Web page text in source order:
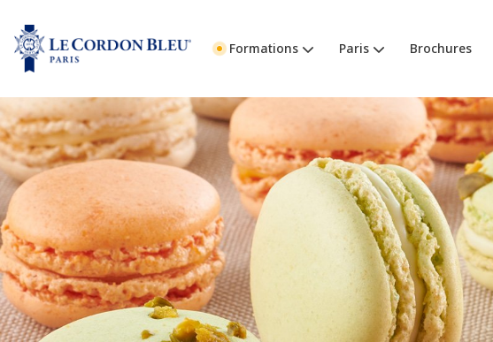
Formations Paris Brochures